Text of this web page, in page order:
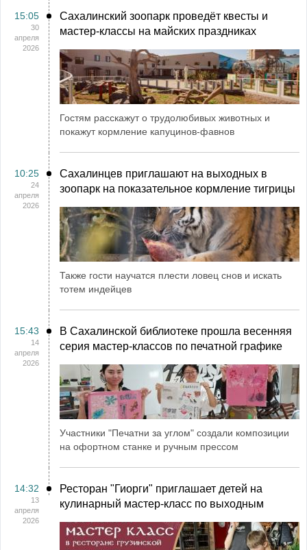
15:05
30
апреля
2026
Сахалинский зоопарк проведёт квесты и
мастер-классы на майских праздниках
Гостям расскажут о трудолюбивых животных и
покажут кормление капуцинов-фавнов
10:25
24
апреля
2026
Сахалинцев приглашают на выходных в
зоопарк на показательное кормление тигрицы
Также гости научатся плести ловец снов и искать
тотем индейцев
15:43
14
апреля
2026
В Сахалинской библиотеке прошла весенняя
серия мастер-классов по печатной графике
Участники "Печатни за углом" создали композиции
на офортном станке и ручным прессом
14:32
13
апреля
2026
Ресторан "Гиорги" приглашает детей на
кулинарный мастер-класс по выходным